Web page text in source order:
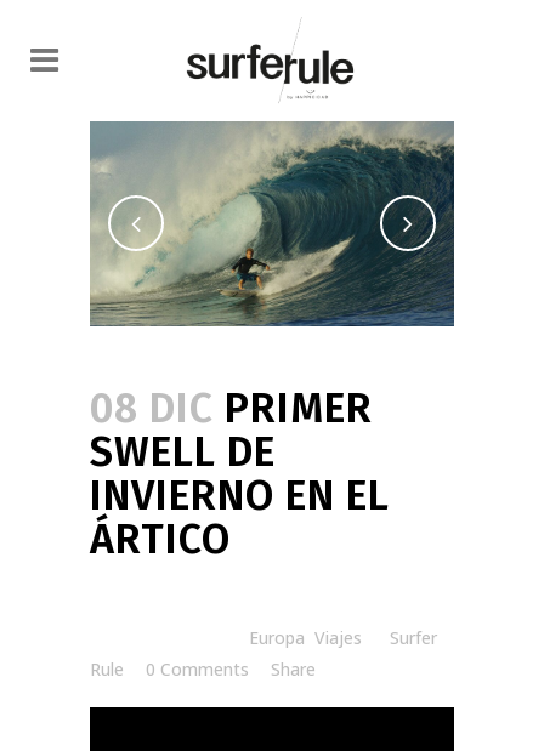
08 DIC PRIMER
SWELL DE
INVIERNO EN EL
ÁRTICO
Europa Viajes
Surfer
Rule
0 Comments Share